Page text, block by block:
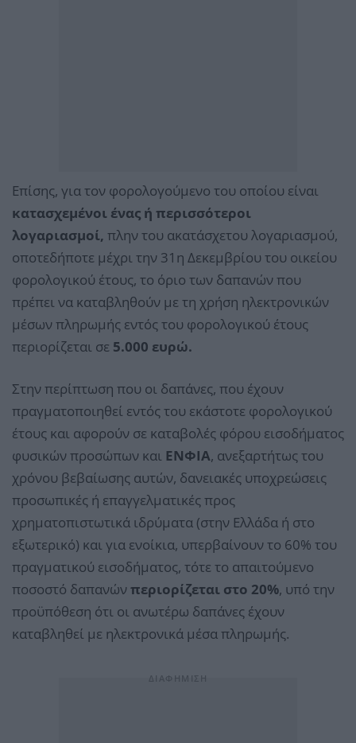
Επίσης, για τον φορολογούμενο του οποίου είναι
κατασχεμένοι ένας ή περισσότεροι
λογαριασμοί, πλην του ακατάσχετου λογαριασμού,
οποτεδήποτε μέχρι την 31η Δεκεμβρίου του οικείου
φορολογικού έτους, το όριο των δαπανών που
πρέπει να καταβληθούν με τη χρήση ηλεκτρονικών
μέσων πληρωμής εντός του φορολογικού έτους
περιορίζεται σε 5.000 ευρώ.
Στην περίπτωση που οι δαπάνες, που έχουν
πραγματοποιηθεί εντός του εκάστοτε φορολογικού
έτους και αφορούν σε καταβολές φόρου εισοδήματος
φυσικών προσώπων και ΕΝΦΙΑ, ανεξαρτήτως του
χρόνου βεβαίωσης αυτών, δανειακές υποχρεώσεις
προσωπικές ή επαγγελματικές προς
χρηματοπιστωτικά ιδρύματα (στην Ελλάδα ή στο
εξωτερικό) και για ενοίκια, υπερβαίνουν το 60% του
πραγματικού εισοδήματος, τότε το απαιτούμενο
ποσοστό δαπανώνπεριορίζεται στο 20%, υπό την
προϋπόθεση ότι οι ανωτέρω δαπάνες έχουν
καταβληθεί με ηλεκτρονικά μέσα πληρωμής.